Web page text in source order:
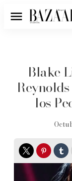
Menú
Blake
los
Twitter